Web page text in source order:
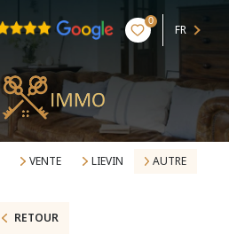
0
FR
VENTE LIEVIN AUTRE
RETOUR